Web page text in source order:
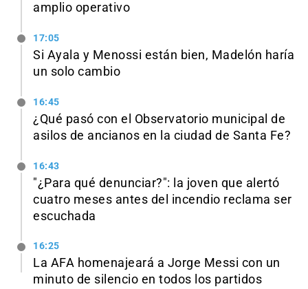
amplio operativo
17:05
Si Ayala y Menossi están bien, Madelón haría
un solo cambio
16:45
¿Qué pasó con el Observatorio municipal de
asilos de ancianos en la ciudad de Santa Fe?
16:43
"¿Para qué denunciar?": la joven que alertó
cuatro meses antes del incendio reclama ser
escuchada
16:25
La AFA homenajeará a Jorge Messi con un
minuto de silencio en todos los partidos